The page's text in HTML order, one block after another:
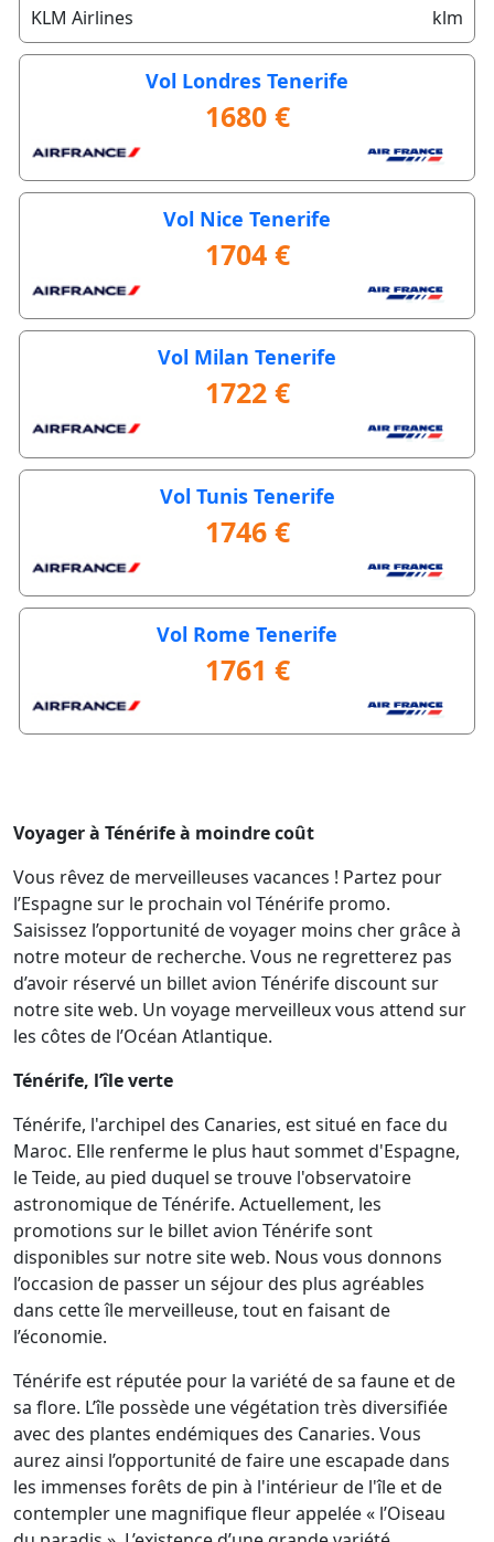
KLM Airlines klm
Vol Londres Tenerife
1680 €
Vol Nice Tenerife
1704 €
Vol Milan Tenerife
1722 €
Vol Tunis Tenerife
1746 €
Vol Rome Tenerife
1761 €
Voyager à Ténérife à moindre coût
Vous rêvez de merveilleuses vacances ! Partez pour
l’Espagne sur le prochain vol Ténérife promo.
Saisissez l’opportunité de voyager moins cher grâce à
notre moteur de recherche. Vous ne regretterez pas
d’avoir réservé un billet avion Ténérife discount sur
notre site web. Un voyage merveilleux vous attend sur
les côtes de l’Océan Atlantique.
Ténérife, l’île verte
Ténérife, l'archipel des Canaries, est situé en face du
Maroc. Elle renferme le plus haut sommet d'Espagne,
le Teide, au pied duquel se trouve l'observatoire
astronomique de Ténérife. Actuellement, les
promotions sur le billet avion Ténérife sont
disponibles sur notre site web. Nous vous donnons
l’occasion de passer un séjour des plus agréables
dans cette île merveilleuse, tout en faisant de
l’économie.
Ténérife est réputée pour la variété de sa faune et de
sa flore. L’île possède une végétation très diversifiée
avec des plantes endémiques des Canaries. Vous
aurez ainsi l’opportunité de faire une escapade dans
les immenses forêts de pin à l'intérieur de l'île et de
contempler une magnifique fleur appelée « l’Oiseau